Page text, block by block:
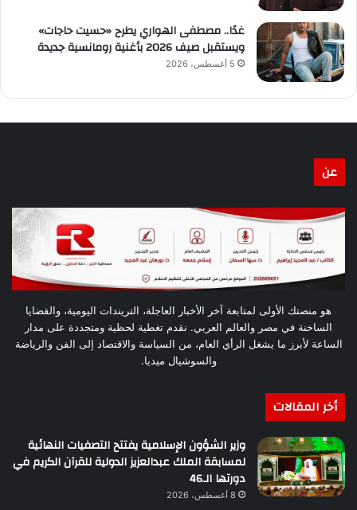
غدًا.. مصطفى الهواري يطرح «حسيت حاجات»
ويستقبل صيف 2026 بأغنية رومانسية جديدة
5 أغسطس، 2026
عن
هو منصتك الأولى لمتابعة آخر الأخبار العاجلة، التريندات اليومية، والقضايا
الساخنة في مصر والعالم العربي. نقدم تغطية لحظية ومتجددة على مدار
الساعة لأبرز ما يشغل الرأي العام، من السياسة والاقتصاد إلى الفن والرياضة
والسوشيال ميديا.
أخر المقالات
وزير الشؤون الإسلامية يفتتح التصفيات النهائية
لمسابقة الملك عبدالعزيز الدولية للقرآن الكريم في
دورتها الـ46
8 أغسطس، 2026